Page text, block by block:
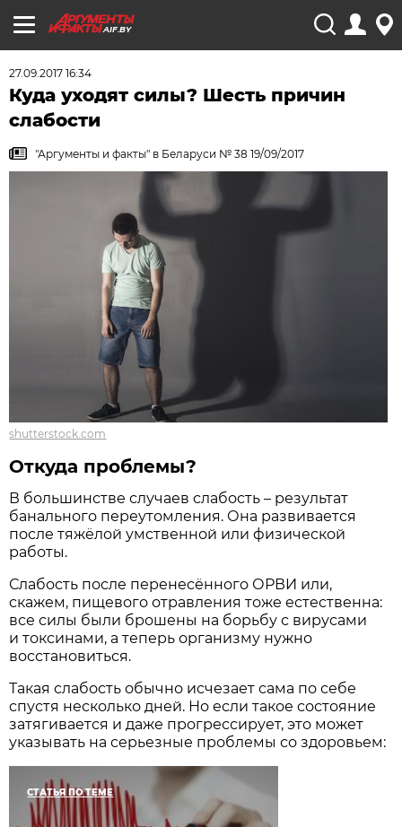
AIF.BY
27.09.2017 16:34
Куда уходят силы? Шесть причин
слабости
"Аргументы и факты" в Беларуси № 38 19/09/2017
shutterstock.com
Откуда проблемы?
В большинстве случаев слабость – результат
банального переутомления. Она развивается
после тяжёлой умственной или физической
работы.
Слабость после перенесённого ­ОРВИ или,
скажем, пищевого отравления тоже естественна:
все силы были брошены на борьбу с вирусами
и токсинами, а теперь организму нужно
восстановиться.
Такая слабость обычно исчезает сама по себе
спустя несколько дней. Но если такое состояние
затягивается и даже прогрессирует, это может
указывать на серьезные проблемы со здоровьем:
СТАТЬЯ ПО ТЕМЕ